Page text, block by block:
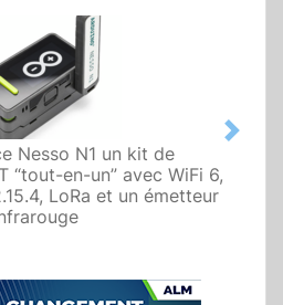
Nesso N1 un kit de
“tout-en-un” avec WiFi 6,
LoRa et un émetteur
Next